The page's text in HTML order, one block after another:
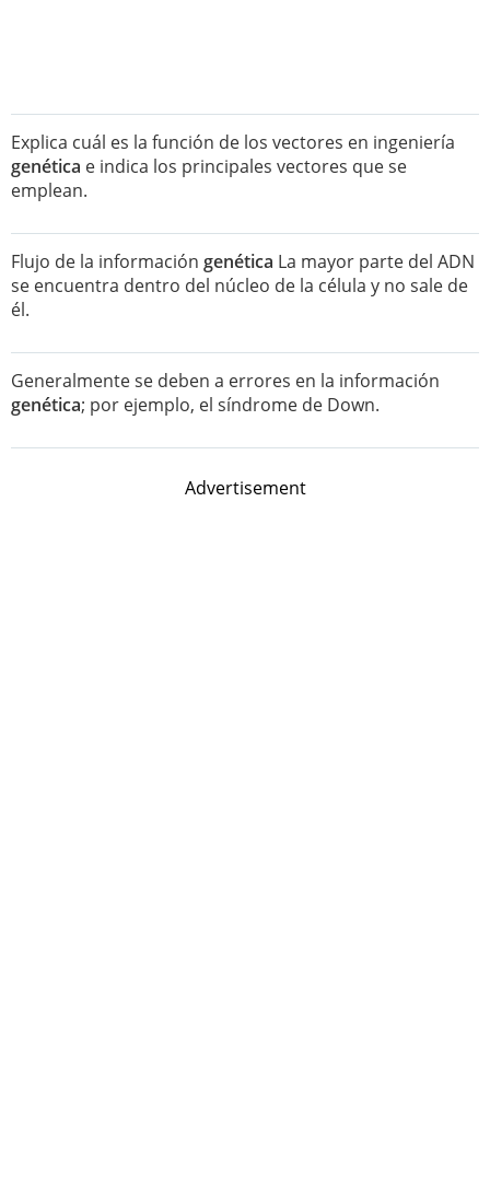
Explica cuál es la función de los vectores en ingeniería
genética e indica los principales vectores que se
emplean.
Flujo de la información genética La mayor parte del ADN
se encuentra dentro del núcleo de la célula y no sale de
él.
Generalmente se deben a errores en la información
genética; por ejemplo, el síndrome de Down.
Advertisement